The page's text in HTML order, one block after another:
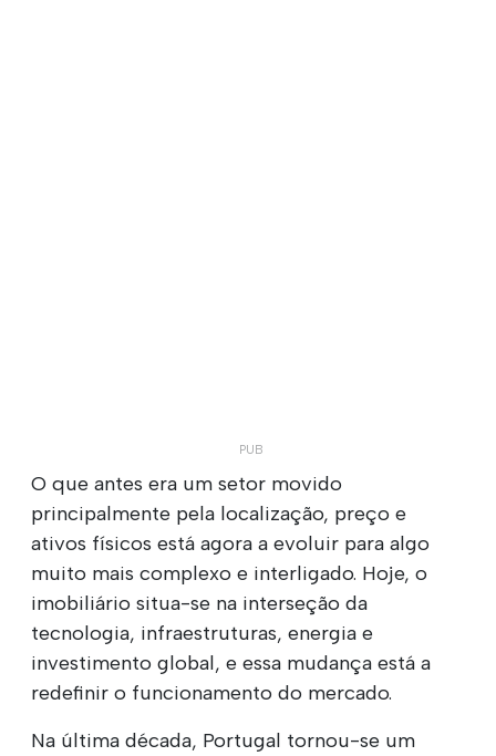
O que antes era um setor movido
principalmente pela localização, preço e
ativos físicos está agora a evoluir para algo
muito mais complexo e interligado. Hoje, o
imobiliário situa-se na interseção da
tecnologia, infraestruturas, energia e
investimento global, e essa mudança está a
redefinir o funcionamento do mercado.
Na última década, Portugal tornou-se um